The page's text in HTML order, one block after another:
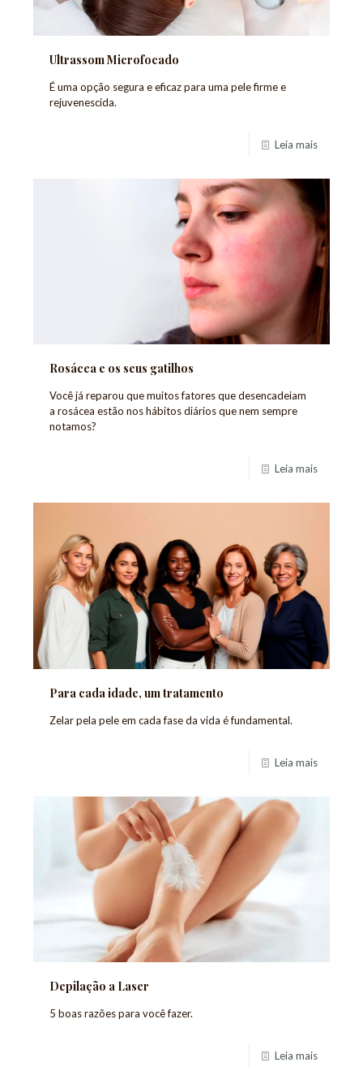
Ultrassom Microfocado
É uma opção segura e eficaz para uma pele firme e
rejuvenescida.
Leia mais
Rosácea e os seus gatilhos
Você já reparou que muitos fatores que desencadeiam
a rosácea estão nos hábitos diários que nem sempre
notamos?
Leia mais
Para cada idade, um tratamento
Zelar pela pele em cada fase da vida é fundamental.
Leia mais
Depilação a Laser
5 boas razões para você fazer.
Leia mais